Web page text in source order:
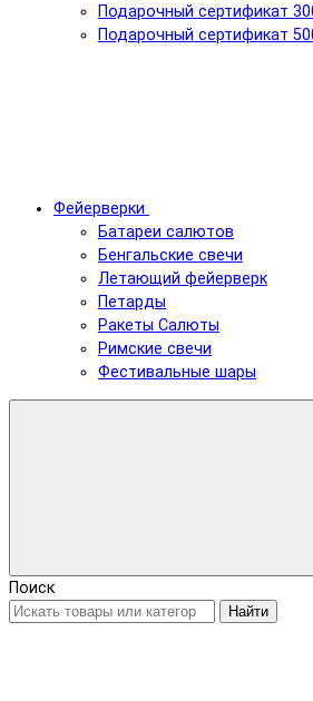
Подарочный сертификат
Подарочный сертификат
Фейерверки
Батареи салютов
Бенгальские свечи
Летающий фейерверк
Петарды
Ракеты Салюты
Римские свечи
Фестивальные шары
Поиск
Найти